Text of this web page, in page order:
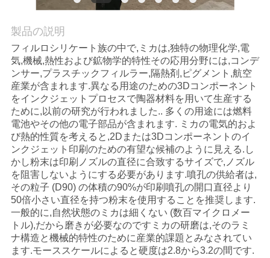
に
連
絡
し
な
さ
い
ニ
ュ
製品の説明
フィルロシリケート族の中で,ミカは,独特の物理化学,電
気,機械,熱性および鉱物学的特性その応用分野には,コンデ
ンサー,プラスチックフィルラー,隔熱剤,ピグメント,航空
産業が含まれます.異なる用途のための3Dコンポーネント
をインクジェットプロセスで陶器材料を用いて生産する
ために,以前の研究が行われました.. 多くの用途には燃料
電池やその他の電子部品が含まれます. ミカの電気的およ
び熱的性質を考えると,2Dまたは3Dコンポーネントのイ
ンクジェット印刷のための有望な候補のように見える.し
かし粉末は印刷ノズルの直径に合致するサイズで,ノズル
を阻害しないようにする必要があります.噴孔の供給者は,
その粒子 (D90) の体積の90%が印刷噴孔の開口直径より
50倍小さい直径を持つ粉末を使用することを推奨します.
一般的に,自然状態のミカは細くない (数百マイクロメー
トル),だから磨きが必要なのですミカの研磨は,そのラミ
ナ構造と機械的特性のために産業的課題とみなされてい
ます.モーススケールによると硬度は2.8から3.2の間です.